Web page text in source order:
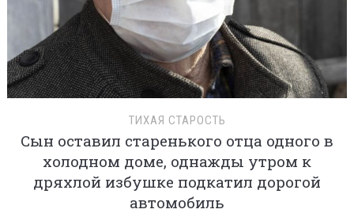
ТИХАЯ СТАРОСТЬ
Сын оставил старенького отца одного в
холодном доме, однажды утром к
дряхлой избушке подкатил дорогой
автомобиль